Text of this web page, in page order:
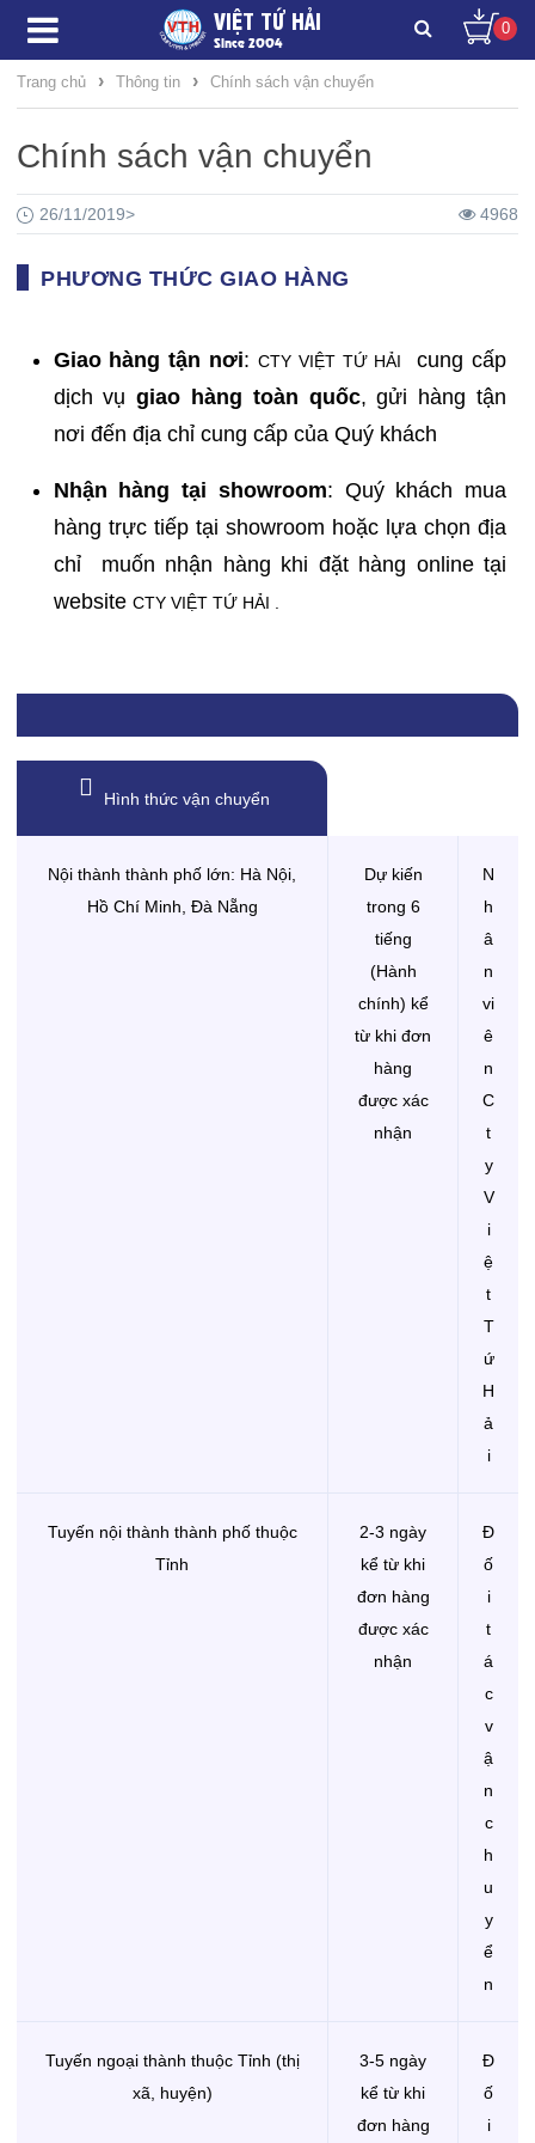
VIỆT TỨ HẢI
Since 2004
0
Trang chủ › Thông tin › Chính sách vận chuyển
Chính sách vận chuyển
26/11/2019> 4968
PHƯƠNG THỨC GIAO HÀNG
Giao hàng tận nơi: CTY VIỆT TỨ HẢI
cung cấp
dịch vụgiao hàng toàn quốc, gửi hàng tận
nơi đến địa chỉ cung cấp của Quý khách
Nhận hàng tại showroom: Quý khách mua
hàng trực tiếp tại showroom hoặc lựa chọn địa
chỉ muốn nhận hàng khi đặt hàng online tại
website CTY VIỆT TỨ HẢI .
Hình thức vận chuyển
Nội thành thành phố lớn: Hà Nội,
Hồ Chí Minh, Đà Nẵng
Dự kiến
trong 6
tiếng
(Hành
chính) kể
từ khi đơn
hàng
được xác
nhận
N
h
â
n
vi
ê
n
C
t
y
V
i
ệ
t
T
ứ
H
ả
i
Tuyến nội thành thành phố thuộc
Tỉnh
2-3 ngày
kể từ khi
đơn hàng
được xác
nhận
Đ
ố
i
t
á
c
v
ậ
n
c
h
u
y
ể
n
Tuyến ngoại thành thuộc Tỉnh (thị
xã, huyện)
3-5 ngày
kể từ khi
đơn hàng
Đ
ố
i